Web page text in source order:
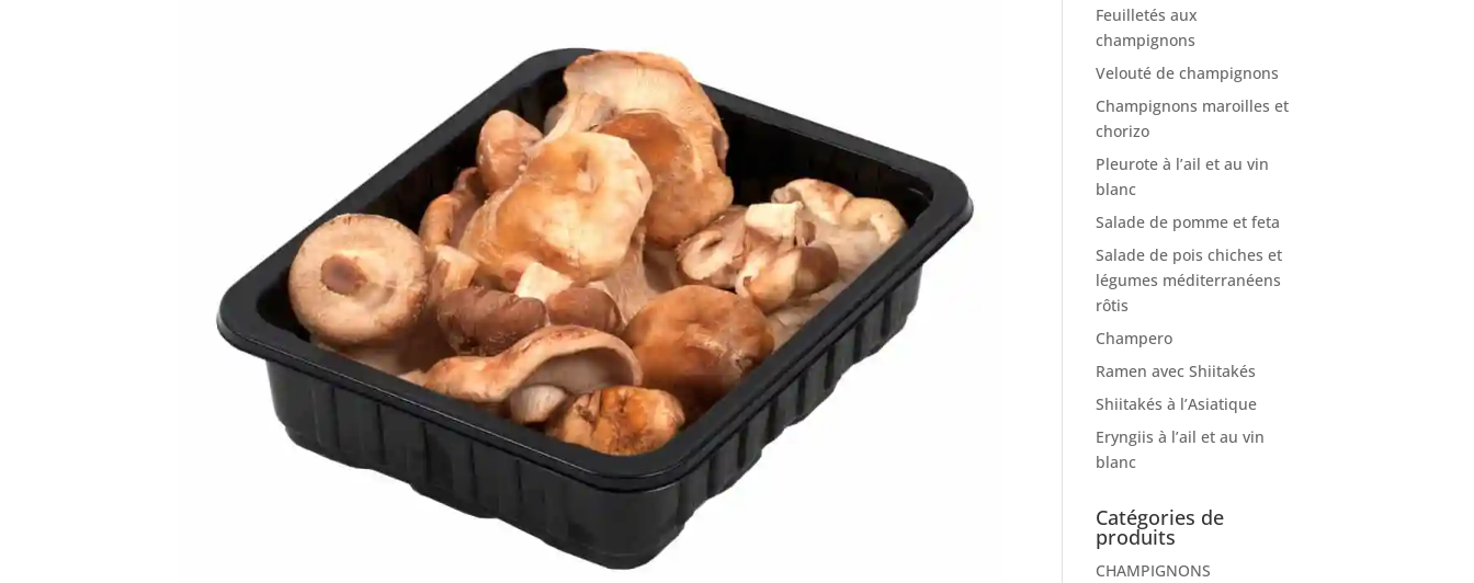
Feuilletés aux
champignons
Velouté de champignons
Champignons maroilles et
chorizo
Pleurote à l’ail et au vin
blanc
Salade de pomme et feta
Salade de pois chiches et
légumes méditerranéens
rôtis
Champero
Ramen avec Shiitakés
Shiitakés à l’Asiatique
Eryngiis à l’ail et au vin
blanc
Catégories de
produits
CHAMPIGNONS